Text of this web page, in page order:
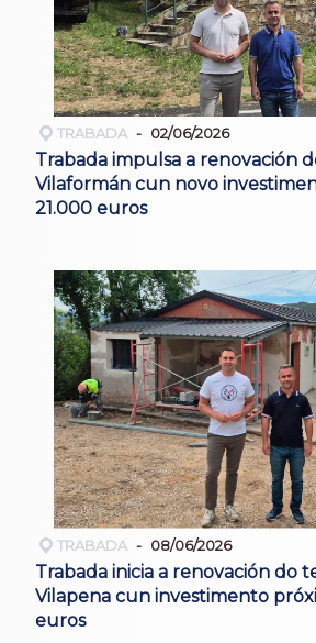
TRABADA 02/06/2026
Trabada impulsa a renovación
Vilaformán cun novo
21.000 euros
TRABADA 08/06/2026
Trabada inicia a renovación do
Vilapena cun investimento
euros